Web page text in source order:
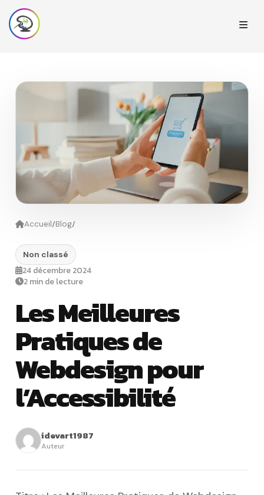
Accueil/Blog/
Non classé
24 décembre 2024
2 min de lecture
Les Meilleures
Pratiques de
Webdesign pour
l’Accessibilité
idevart1987
Auteur